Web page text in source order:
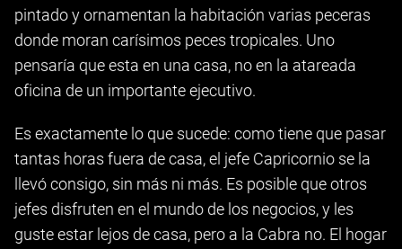
pintado y ornamentan la habitación varias peceras
donde moran carísimos peces tropicales. Uno
pensaría que esta en una casa, no en la atareada
oficina de un importante ejecutivo.
Es exactamente lo que sucede: como tiene que pasar
tantas horas fuera de casa, el jefe Capricornio se la
llevó consigo, sin más ni más. Es posible que otros
jefes disfruten en el mundo de los negocios, y les
guste estar lejos de casa, pero a la Cabra no. El hogar